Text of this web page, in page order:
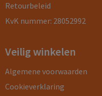
Retourbeleid
KvK nummer: 28052992
Veilig winkelen
Algemene voorwaarden
Cookieverklaring